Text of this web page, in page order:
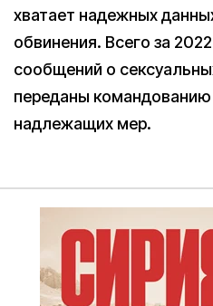
хватает надежных
обвинения. Всего за
сообщений о
переданы командованию
надлежащих мер.